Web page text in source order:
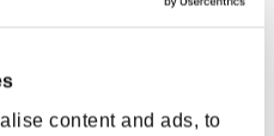
content and ads, to